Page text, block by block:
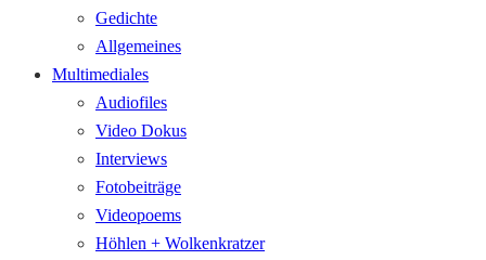
Gedichte
Allgemeines
Multimediales
Audiofiles
Video Dokus
Interviews
Fotobeiträge
Videopoems
Höhlen + Wolkenkratzer